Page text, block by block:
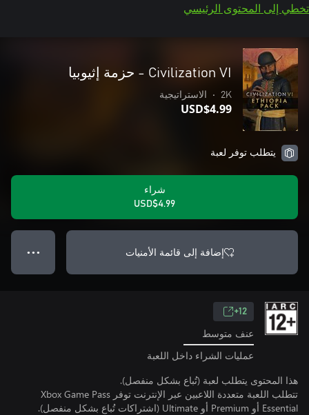
تخطي إلى المحتوى الرئيسي
Civilization VI - حزمة إثيوبيا
2K
• الاستراتيجية
USD$4.99
يتطلب توفر لعبة
شراء
USD$4.99
إضافة إلى قائمة الأمنيات ● ● ●
12+
عنف متوسط
عمليات الشراء داخل اللعبة
هذا المحتوى يتطلب لعبة (تُباع بشكل منفصل).
تتطلب اللعبة متعددة اللاعبين عبر الإنترنت توفر Xbox Game Pass
Essential أو Premium أو Ultimate (اشتراكات تُباع بشكل منفصل).